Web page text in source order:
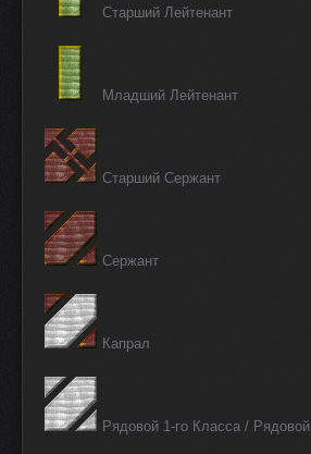
Старший Лейтенант
Младший Лейтенант
Старший Сержант
Сержант
Капрал
Рядовой 1-го Класса / Рядовой